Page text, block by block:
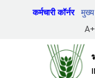
कर्मचारी कॉर्नर
A+